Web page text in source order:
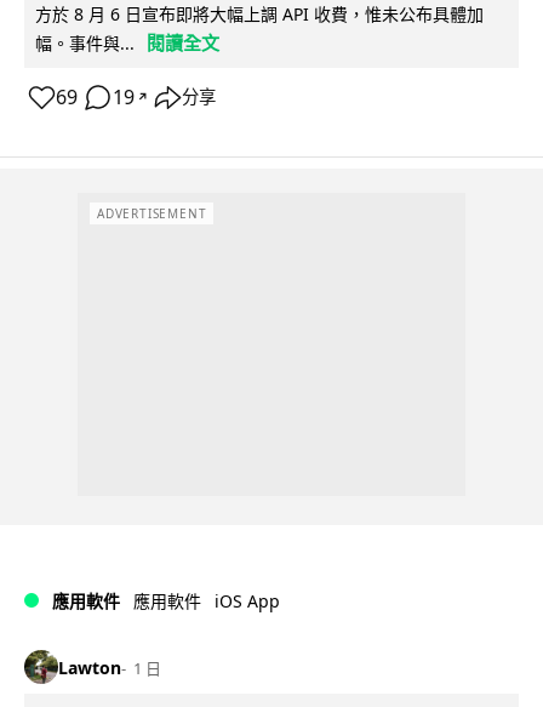
方於 8 月 6 日宣布即將大幅上調 API 收費，惟未公布具體加
幅。事件與...
閱讀全文
69 19 ↗ 分享
ADVERTISEMENT
應用軟件 應用軟件 iOS App
Lawton 1 日